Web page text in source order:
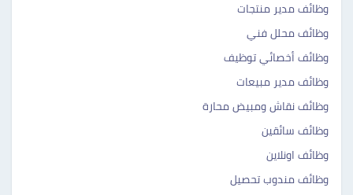
وظائف مدير منتجات
وظائف محلل فني
وظائف أخصائي توظيف
وظائف مدير مبيعات
وظائف نقاش ومبيض محارة
وظائف سائقين
وظائف اونلاين
وظائف مندوب تحصيل